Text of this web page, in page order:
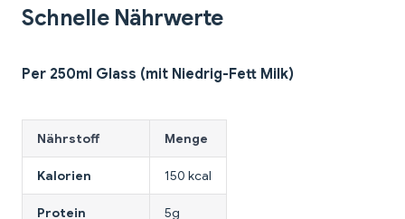
Schnelle Nährwerte
Per 250ml Glass (mit Niedrig-Fett Milk)
Nährstoff Menge
Kalorien 150 kcal
Protein 5g